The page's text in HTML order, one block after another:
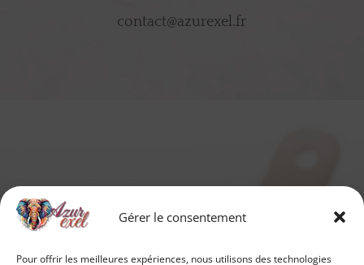
Gérer le consentement
Pour offrir les meilleures expériences, nous utilisons des technologies
contact@azurexel.fr